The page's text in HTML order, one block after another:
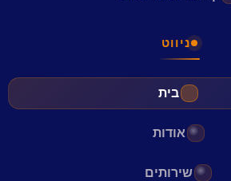
ניווט
בית
אודות
שירותים